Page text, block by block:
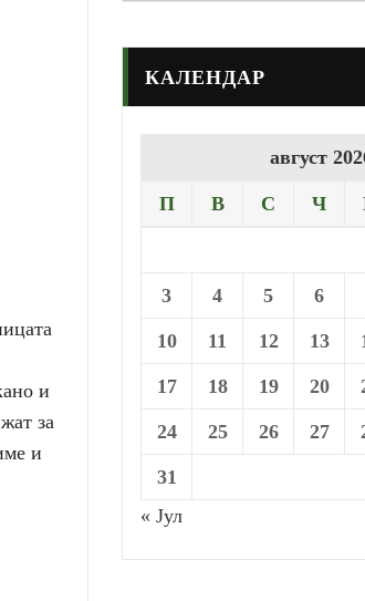
и
за
и
КАЛЕНДАР
август
П В С Ч
3 4 5 6
10 11 12 13
17 18 19 20
24 25 26 27
31
« Јул